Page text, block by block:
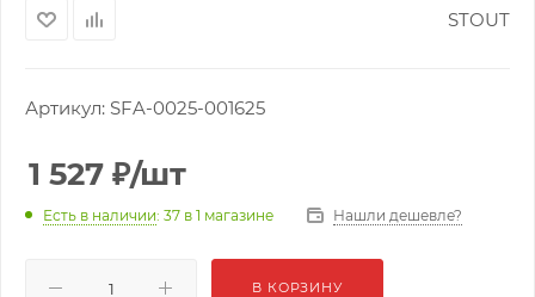
STOUT
Артикул: SFA-0025-001625
1 527 ₽/шт
Есть в наличии: 37 в 1 магазине Нашли дешевле?
В КОРЗИНУ